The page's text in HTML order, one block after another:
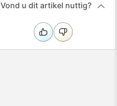
Vond u dit artikel nuttig?